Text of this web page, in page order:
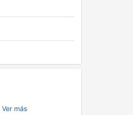
Ver más